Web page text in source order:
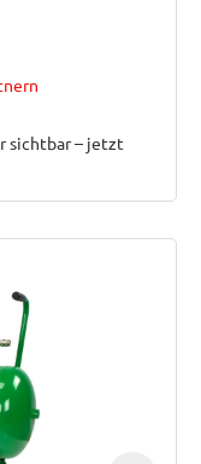
sichtbar – jetzt